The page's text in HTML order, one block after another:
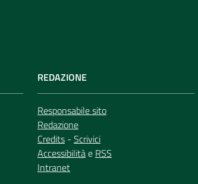
REDAZIONE
Responsabile sito
Redazione
Credits - Scrivici
Accessibilitàe RSS
Intranet